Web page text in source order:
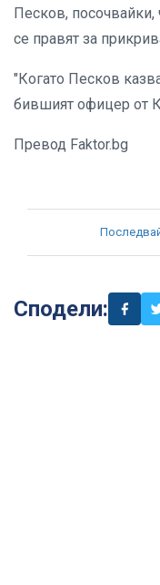
Песков,
се правят за
"Когато Песков
бившият офицер от
Превод Faktor.bg
Сподели: